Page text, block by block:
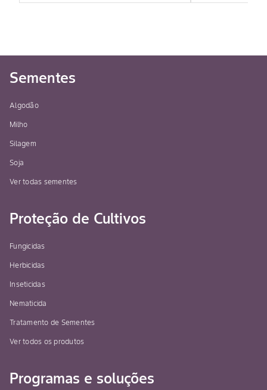
Sementes
Algodão
Milho
Silagem
Soja
Ver todas sementes
Proteção de Cultivos
Fungicidas
Herbicidas
Inseticidas
Nematicida
Tratamento de Sementes
Ver todos os produtos
Programas e soluções